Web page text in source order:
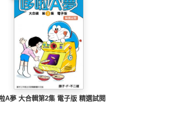
A夢 大合輯第2集 電子版 精選試閱